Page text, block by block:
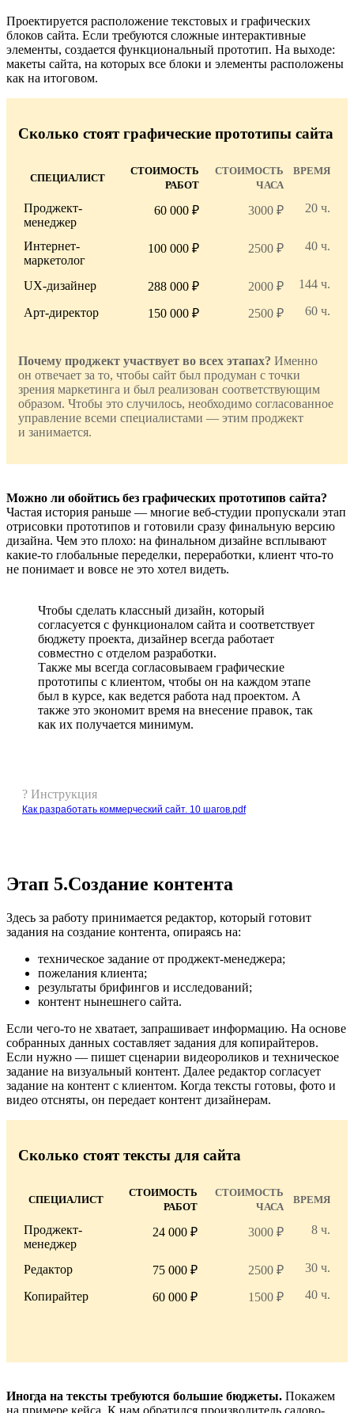
Проектируется расположение текстовых и графических
блоков сайта. Если требуются сложные интерактивные
элементы, создается функциональный прототип. На выходе:
макеты сайта, на которых все блоки и элементы расположены
как на итоговом.
Сколько стоят графические прототипы сайта
СПЕЦИАЛИСТ
СТОИМОСТЬ
РАБОТ
СТОИМОСТЬ
ЧАСА
ВРЕМЯ
Проджект-
менеджер
60 000 ₽ 3000 ₽ 20 ч.
Интернет-
маркетолог
100 000 ₽ 2500 ₽ 40 ч.
UX-дизайнер 288 000 ₽ 2000 ₽ 144 ч.
Арт-директор 150 000 ₽ 2500 ₽ 60 ч.
Почему проджект участвует во всех этапах? Именно
он отвечает за то, чтобы сайт был продуман с точки
зрения маркетинга и был реализован соответствующим
образом. Чтобы это случилось, необходимо согласованное
управление всеми специалистами — этим проджект
и занимается.
Можно ли обойтись без графических прототипов сайта?
Частая история раньше — многие веб-студии пропускали этап
отрисовки прототипов и готовили сразу финальную версию
дизайна. Чем это плохо: на финальном дизайне всплывают
какие-то глобальные переделки, переработки, клиент что-то
не понимает и вовсе не это хотел видеть.
Чтобы сделать классный дизайн, который
согласуется с функционалом сайта и соответствует
бюджету проекта, дизайнер всегда работает
совместно с отделом разработки.
Также мы всегда согласовываем графические
прототипы с клиентом, чтобы он на каждом этапе
был в курсе, как ведется работа над проектом. А
также это экономит время на внесение правок, так
как их получается минимум.
? Инструкция
Как разработать коммерческий сайт. 10 шагов.pdf
Этап 5.Создание контента
Здесь за работу принимается редактор, который готовит
задания на создание контента, опираясь на:
техническое задание от проджект-менеджера;
пожелания клиента;
результаты брифингов и исследований;
контент нынешнего сайта.
Если чего-то не хватает, запрашивает информацию. На основе
собранных данных составляет задания для копирайтеров.
Если нужно — пишет сценарии видеороликов и техническое
задание на визуальный контент. Далее редактор согласует
задание на контент с клиентом. Когда тексты готовы, фото и
видео отсняты, он передает контент дизайнерам.
Сколько стоят тексты для сайта
СПЕЦИАЛИСТ
СТОИМОСТЬ
РАБОТ
СТОИМОСТЬ
ЧАСА
ВРЕМЯ
Проджект-
менеджер
24 000 ₽ 3000 ₽ 8 ч.
Редактор 75 000 ₽ 2500 ₽ 30 ч.
Копирайтер 60 000 ₽ 1500 ₽ 40 ч.
Иногда на тексты требуются большие бюджеты. Покажем
на примере кейса. К нам обратился производитель садово-